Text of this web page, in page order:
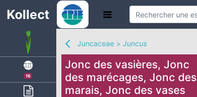
Kollect
16
Juncaceae > Juncus
Jonc des vasières, Jonc
des marécages, Jonc des
marais, Jonc des vases